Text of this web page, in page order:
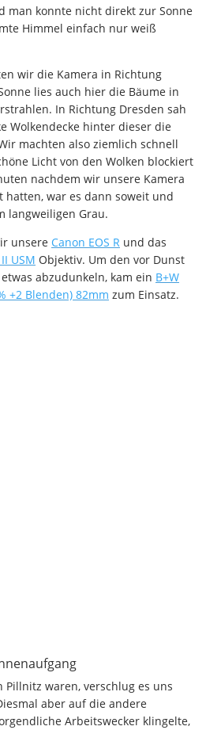
man konnte nicht direkt zur Sonne
Himmel einfach nur weiß
wir die Kamera in Richtung
lies auch hier die Bäume in
In Richtung Dresden sah
Wolkendecke hinter dieser die
machten also ziemlich schnell
Licht von den Wolken blockiert
nachdem wir unsere Kamera
hatten, war es dann soweit und
langweiligen Grau.
unsere Canon EOS R und das
USM Objektiv. Um den vor Dunst
abzudunkeln, kam ein B+W
+2 Blenden) 82mm zum Einsatz.
Pillnitz waren, verschlug es uns
aber auf die andere
Arbeitswecker klingelte,